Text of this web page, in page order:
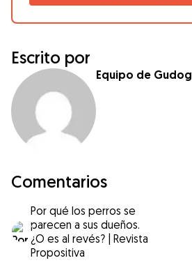
Escrito por
Equipo de Gudog
Comentarios
Por qué los perros se
parecen a sus dueños.
¿O es al revés? | Revista
Propositiva